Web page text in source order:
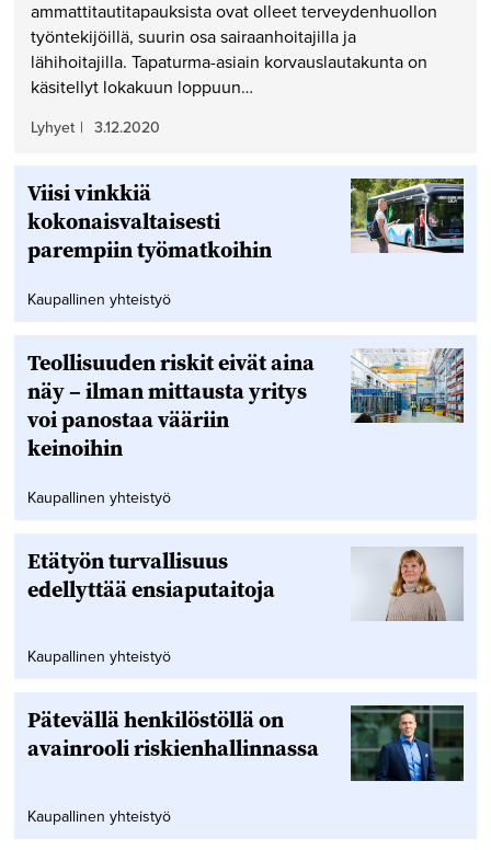
ammattitautitapauksista ovat olleet terveydenhuollon
työntekijöillä, suurin osa sairaanhoitajilla ja
lähihoitajilla. Tapaturma-asiain korvauslautakunta on
käsitellyt lokakuun loppuun…
Lyhyet | 3.12.2020
Viisi vinkkiä
kokonaisvaltaisesti
parempiin työmatkoihin
Kaupallinen yhteistyö
Teollisuuden riskit eivät aina
näy – ilman mittausta yritys
voi panostaa vääriin
keinoihin
Kaupallinen yhteistyö
Etätyön turvallisuus
edellyttää ensiaputaitoja
Kaupallinen yhteistyö
Pätevällä henkilöstöllä on
avainrooli riskienhallinnassa
Kaupallinen yhteistyö